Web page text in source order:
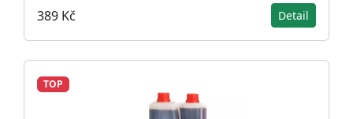
389 Kč Detail
TOP